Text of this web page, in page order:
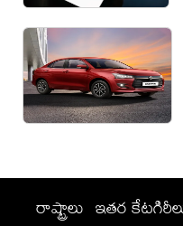
రాష్ట్రాలు ఇతర